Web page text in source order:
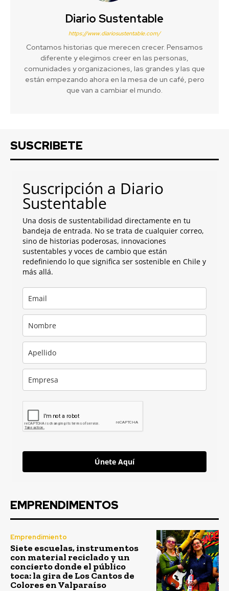
Diario Sustentable
https://www.diariosustentable.com/
Contamos historias que merecen crecer. Pensamos
diferente y elegimos creer en las personas,
comunidades y organizaciones, las grandes y las que
están empezando ahora en la mesa de un café, pero
que van a cambiar el mundo.
SUSCRIBETE
Suscripción a Diario
Sustentable
Una dosis de sustentabilidad directamente en tu
bandeja de entrada. No se trata de cualquier correo,
sino de historias poderosas, innovaciones
sustentables y voces de cambio que están
redefiniendo lo que significa ser sostenible en Chile y
más allá.
Únete Aquí
EMPRENDIMENTOS
Emprendimiento
Siete escuelas, instrumentos
con material reciclado y un
concierto donde el público
toca: la gira de Los Cantos de
Colores en Valparaíso